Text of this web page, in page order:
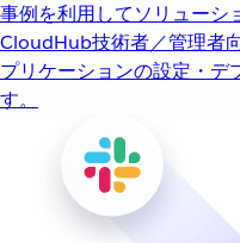
事例を利用してソリューシ
CloudHub技術者／管理者
プリケーションの設定・デ
す。